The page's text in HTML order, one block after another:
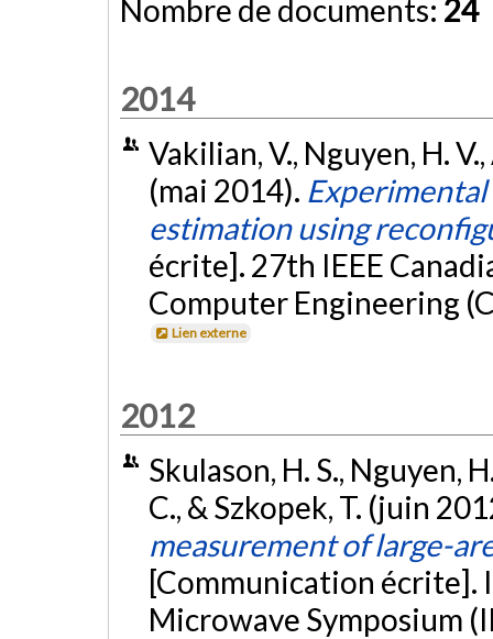
Nombre de documents: 24
2014
Vakilian, V., Nguyen, H.
(mai 2014).
estimation using
écrite]. 27th IEEE
Computer Engineering
Lien externe
2012
Skulason, H. S., Nguyen,
C., & Szkopek, T. (juin
measurement of large-
[Communication écrite].
Microwave Symposium